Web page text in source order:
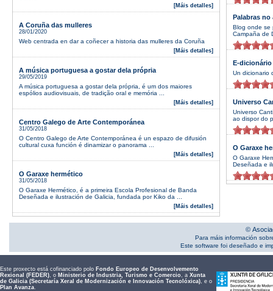
[Máis detalles]
A Coruña das mulleres
28/01/2020
Web centrada en dar a coñecer a historia das mulleres da Coruña
[Máis detalles]
A música portuguesa a gostar dela própria
29/05/2019
A música portuguesa a gostar dela própria, é um dos maiores
espólios audiovisuais, de tradição oral e memória ...
[Máis detalles]
Centro Galego de Arte Contemporánea
31/05/2018
O Centro Galego de Arte Contemporánea é un espazo de difusión
cultural cuxa función é dinamizar o panorama ...
[Máis detalles]
O Garaxe hermético
31/05/2018
O Garaxe Hermético, é a primeira Escola Profesional de Banda
Deseñada e ilustración de Galicia, fundada por Kiko da ...
[Máis detalles]
Palabras no
Blog onde se
Campaña de
E-
Un dicionario
Universo
Universo
ao dispor do
O Garaxe
O Garaxe
Deseñada e
©
Para máis información
Este software foi deseñado e
Este proxecto está cofinanciado polo Fondo Europeo de Desenvolvemento
Rexional (FEDER), o Ministerio de Industria, Turismo e Comercio, a Xunta
de Galicia (Secretaría Xeral de Modernización e Innovación Tecnolóxica), e o
Plan Avanza.